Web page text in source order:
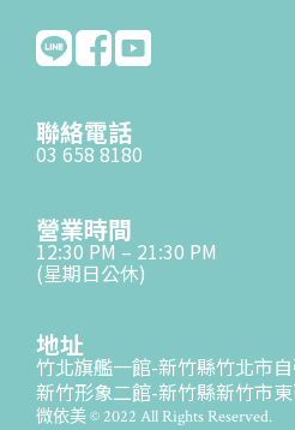
聯絡電話
03 658 8180
營業時間
12:30 PM – 21:30 PM
(星期日公休)
地址
竹北旗艦一館-新竹縣竹北市
新竹形象二館-新竹縣新竹市
微依美 © 2022 All Rights Reserved.